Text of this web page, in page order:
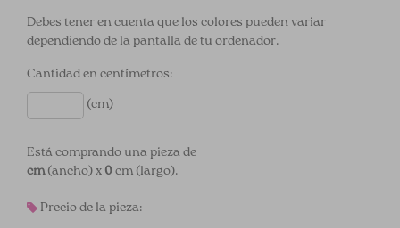
Debes tener en cuenta que los colores pueden variar
dependiendo de la pantalla de tu ordenador.
Cantidad en centímetros:
(cm)
Está comprando una pieza de
cm(ancho) x 0cm (largo).
Precio de la pieza: